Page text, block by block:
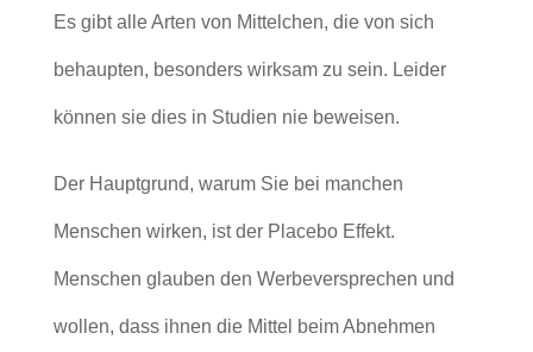
Es gibt alle Arten von Mittelchen, die von sich
behaupten, besonders wirksam zu sein. Leider
können sie dies in Studien nie beweisen.
Der Hauptgrund, warum Sie bei manchen
Menschen wirken, ist der Placebo Effekt.
Menschen glauben den Werbeversprechen und
wollen, dass ihnen die Mittel beim Abnehmen